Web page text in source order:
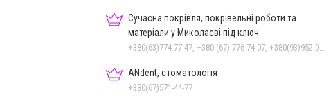
Сучасна покрівля, покрівельні роботи та
матеріали у Миколаєві під ключ
ANdent, стоматологія
+380(67)571-44-77